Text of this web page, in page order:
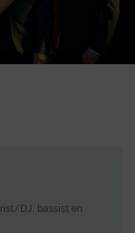
DJ, bassist en